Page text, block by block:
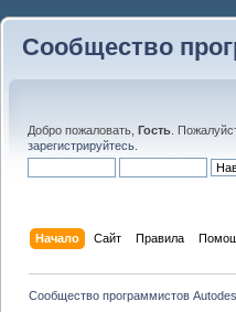
Сообщество
Добро пожаловать, Гость .
зарегистрируйтесь
Начало Сайт Правила
Сообщество программистов